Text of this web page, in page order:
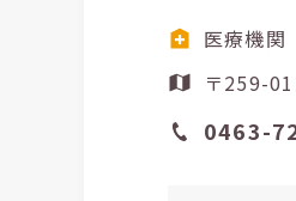
医療機関
0463-